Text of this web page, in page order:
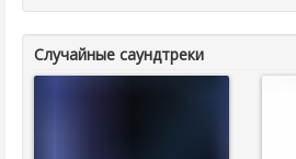
Случайные саундтреки